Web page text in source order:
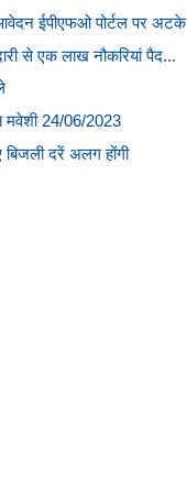
ईपीएफओ पोर्टल पर अटके
से एक लाख नौकरियां पैद...
24/06/2023
बिजली दरें अलग होंगी